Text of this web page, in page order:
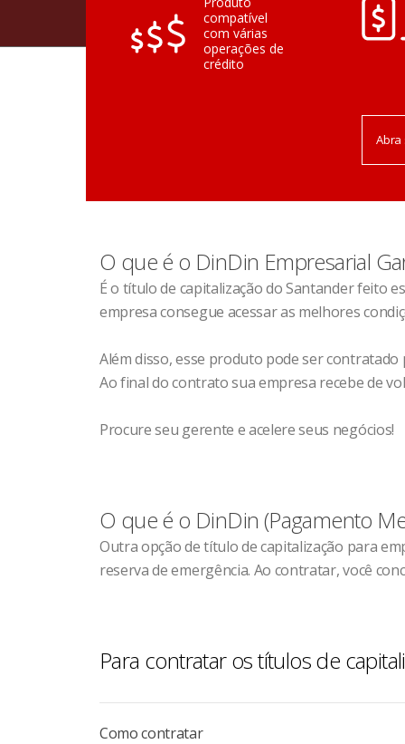
compatível
com várias
operações de
crédito
Abra
O que é o DinDin Empresarial
É o título de capitalização do Santander feito
empresa consegue acessar as melhores
Além disso, esse produto pode ser contratado
Ao final do contrato sua empresa recebe de
Procure seu gerente e acelere seus negócios!
O que é o DinDin (Pagamento
Outra opção de título de capitalização para
reserva de emergência. Ao contratar, você
Para contratar os títulos de
Como contratar